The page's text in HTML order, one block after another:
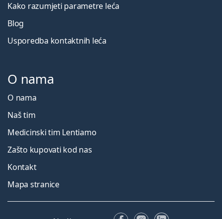
Kako razumjeti parametre leća
Blog
Usporedba kontaktnih leća
O nama
O nama
Naš tim
Medicinski tim Lentiamo
Zašto kupovati kod nas
Kontakt
Mapa stranice